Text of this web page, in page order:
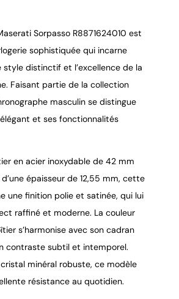
Sorpasso R8871624010 est
sophistiquée qui incarne
distinctif et l’excellence de la
Faisant partie de la collection
masculin se distingue
et ses fonctionnalités
en acier inoxydable de 42 mm
épaisseur de 12,55 mm, cette
une finition polie et satinée, qui lui
raffiné et moderne. La couleur
s’harmonise avec son cadran
contraste subtil et intemporel.
minéral robuste, ce modèle
résistance au quotidien.